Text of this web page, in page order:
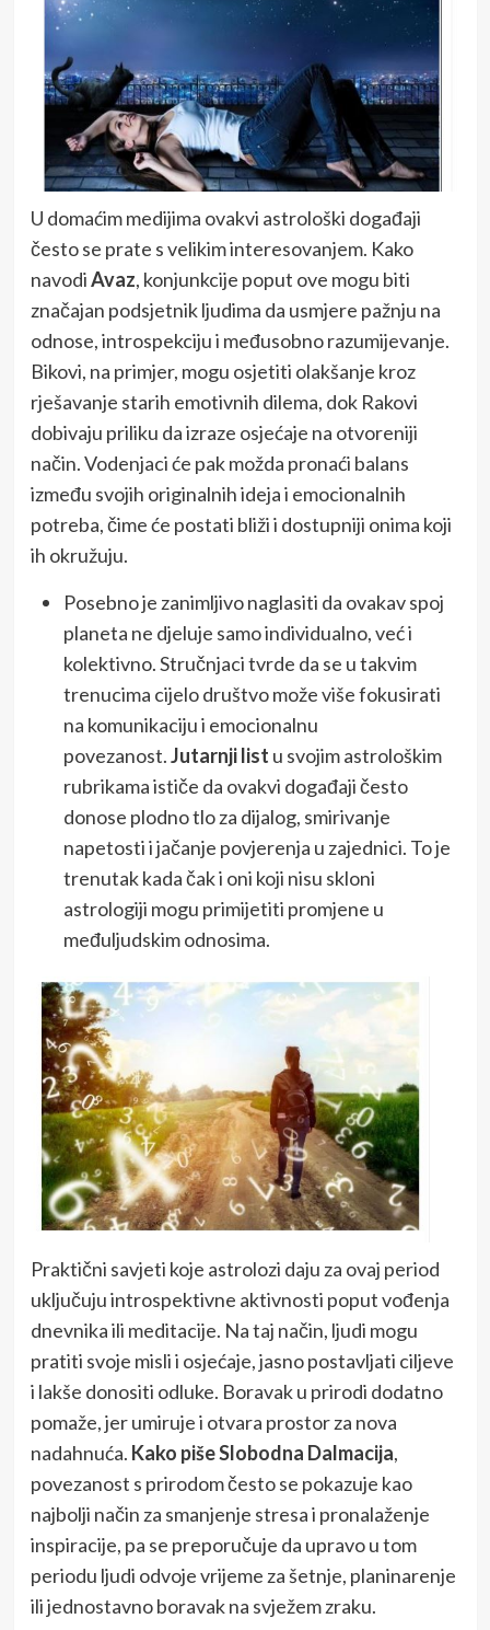
U domaćim medijima ovakvi astrološki događaji
često se prate s velikim interesovanjem. Kako
navodiAvaz, konjunkcije poput ove mogu biti
značajan podsjetnik ljudima da usmjere pažnju na
odnose, introspekciju i međusobno razumijevanje.
Bikovi, na primjer, mogu osjetiti olakšanje kroz
rješavanje starih emotivnih dilema, dok Rakovi
dobivaju priliku da izraze osjećaje na otvoreniji
način. Vodenjaci će pak možda pronaći balans
između svojih originalnih ideja i emocionalnih
potreba, čime će postati bliži i dostupniji onima koji
ih okružuju.
Posebno je zanimljivo naglasiti da ovakav spoj
planeta ne djeluje samo individualno, već i
kolektivno. Stručnjaci tvrde da se u takvim
trenucima cijelo društvo može više fokusirati
na komunikaciju i emocionalnu
povezanost.Jutarnji list u svojim astrološkim
rubrikama ističe da ovakvi događaji često
donose plodno tlo za dijalog, smirivanje
napetosti i jačanje povjerenja u zajednici. To je
trenutak kada čak i oni koji nisu skloni
astrologiji mogu primijetiti promjene u
međuljudskim odnosima.
Praktični savjeti koje astrolozi daju za ovaj period
uključuju introspektivne aktivnosti poput vođenja
dnevnika ili meditacije. Na taj način, ljudi mogu
pratiti svoje misli i osjećaje, jasno postavljati ciljeve
i lakše donositi odluke. Boravak u prirodi dodatno
pomaže, jer umiruje i otvara prostor za nova
nadahnuća. Kako piše Slobodna Dalmacija,
povezanost s prirodom često se pokazuje kao
najbolji način za smanjenje stresa i pronalaženje
inspiracije, pa se preporučuje da upravo u tom
periodu ljudi odvoje vrijeme za šetnje, planinarenje
ili jednostavno boravak na svježem zraku.